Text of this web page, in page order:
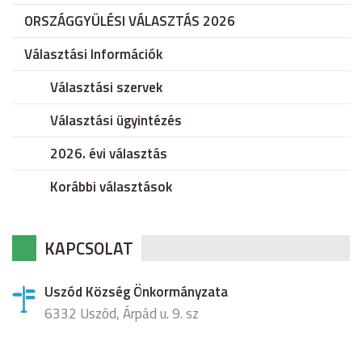
ORSZÁGGYÜLÉSI VÁLASZTÁS 2026
Választási Információk
Választási szervek
Választási ügyintézés
2026. évi választás
Korábbi választások
KAPCSOLAT
Uszód Község Önkormányzata
6332 Uszód, Árpád u. 9. sz